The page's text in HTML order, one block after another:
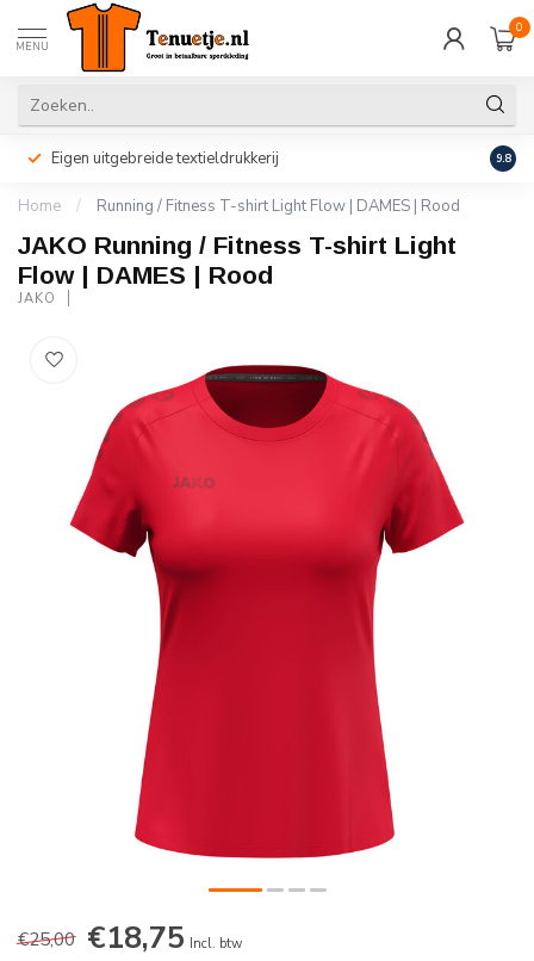
MENU
0
Eigen uitgebreide textieldrukkerij 9.8
Home / Running / Fitness T-shirt Light Flow | DAMES | Rood
JAKO Running / Fitness T-shirt Light
Flow | DAMES | Rood
JAKO
€25,00 €18,75 Incl. btw